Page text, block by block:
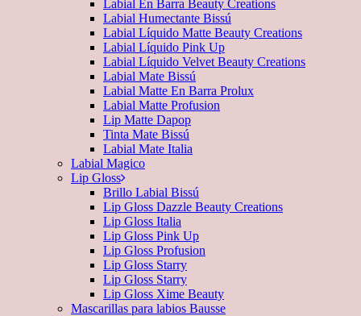
Labial En Barra Beauty Creations
Labial Humectante Bissú
Labial Líquido Matte Beauty Creations
Labial Líquido Pink Up
Labial Líquido Velvet Beauty Creations
Labial Mate Bissú
Labial Matte En Barra Prolux
Labial Matte Profusion
Lip Matte Dapop
Tinta Mate Bissú
Labial Mate Italia
Labial Magico
Lip Gloss
Brillo Labial Bissú
Lip Gloss Dazzle Beauty Creations
Lip Gloss Italia
Lip Gloss Pink Up
Lip Gloss Profusion
Lip Gloss Starry
Lip Gloss Starry
Lip Gloss Xime Beauty
Mascarillas para labios Bausse